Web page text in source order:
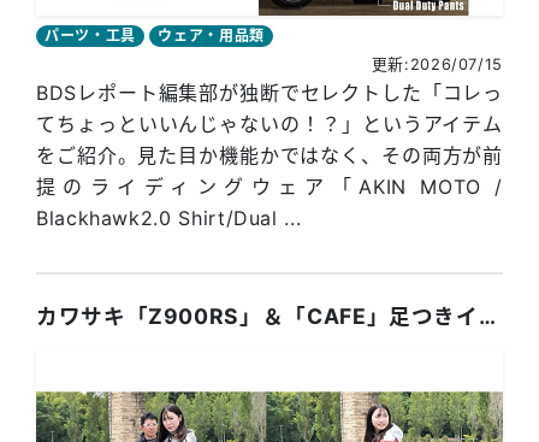
パーツ・工具
ウェア・用品類
更新:2026/07/15
BDSレポート編集部が独断でセレクトした「コレっ
てちょっといいんじゃないの！？」というアイテム
をご紹介。見た目か機能かではなく、その両方が前
提のライディングウェア「AKIN MOTO /
Blackhawk2.0 Shirt/Dual ...
カワサキ「Z900RS」＆「CAFE」足つきインプレ！ CAFE/ブラックボールエディション2台！